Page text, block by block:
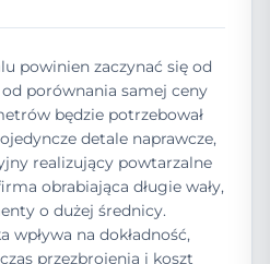
powinien zaczynać się od
porównania samej ceny
będzie potrzebował
detale naprawcze,
realizujący powtarzalne
obrabiająca długie wały,
o dużej średnicy.
wpływa na dokładność,
przezbrojenia i koszt